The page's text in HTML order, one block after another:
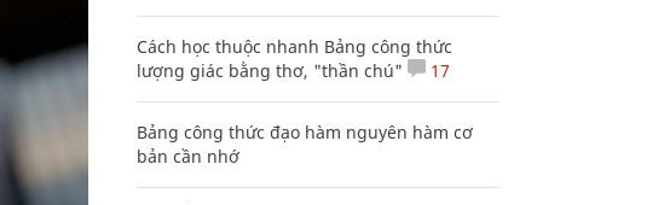
Cách học thuộc nhanh Bảng công thức
lượng giác bằng thơ, "thần chú"
17
Bảng công thức đạo hàm nguyên hàm cơ
bản cần nhớ